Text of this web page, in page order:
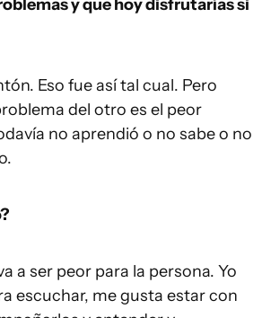
y que hoy disfrutarías si
Eso fue así tal cual. Pero
del otro es el peor
no aprendió o no sabe o no
a ser peor para la persona. Yo
escuchar, me gusta estar con